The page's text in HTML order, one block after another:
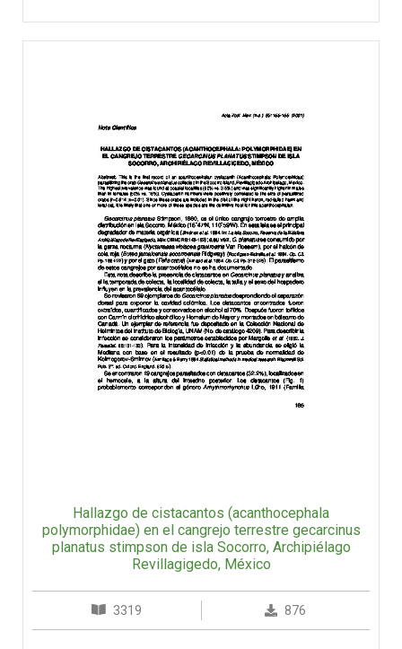
Hallazgo de cistacantos (acanthocephala
polymorphidae) en el cangrejo terrestre gecarcinus
planatus stimpson de isla Socorro, Archipiélago
Revillagigedo, México
3319 876